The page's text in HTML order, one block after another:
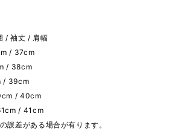
/ 袖丈 / 肩幅
/ 37cm
/ 38cm
/ 39cm
/ 40cm
/ 41cm
誤差がある場合が有ります。